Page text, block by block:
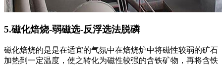
5.磁化焙烧-弱磁选-反浮选法脱磷
磁化焙烧的是是在适宜的气氛中在焙烧炉中将磁性较弱的矿石
加热到一定温度，使之转化为磁性较强的含铁矿物，再将含铁